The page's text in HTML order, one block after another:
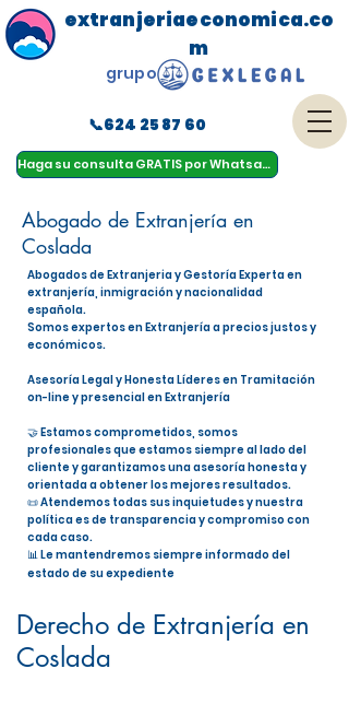
Haga su consulta GRATIS por Whatsapp
menu
extranjeriaeconomica.co
m
📞624 25 87 60
grupo
Abogado de Extranjería en
Coslada
Abogados de Extranjeria y Gestoría Experta en
extranjería, inmigración y nacionalidad
española.
Somos expertos en Extranjería a precios justos y
económicos.
Asesoría Legal y Honesta Líderes en Tramitación
on-line y presencial en Extranjería
🤝 Estamos comprometidos, somos
profesionales que estamos siempre al lado del
cliente y garantizamos una asesoría honesta y
orientada a obtener los mejores resultados.
📜 Atendemos todas sus inquietudes y nuestra
política es de transparencia y compromiso con
cada caso.
📊 Le mantendremos siempre informado del
estado de su expediente
Derecho de Extranjería en
Coslada